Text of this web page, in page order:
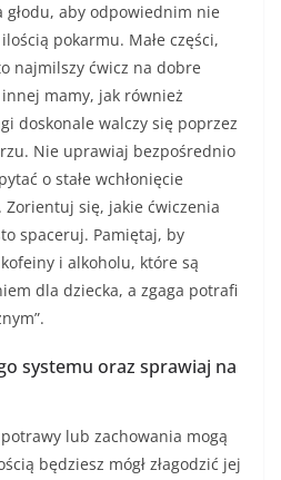
głodu, aby odpowiednim nie
pokarmu. Małe części,
najmilszy ćwicz na dobre
mamy, jak również
doskonale walczy się poprzez
Nie uprawiaj bezpośrednio
o stałe wchłonięcie
Zorientuj się, jakie ćwiczenia
spaceruj. Pamiętaj, by
i alkoholu, które są
dla dziecka, a zgaga potrafi
systemu oraz sprawiaj na
lub zachowania mogą
będziesz mógł złagodzić jej